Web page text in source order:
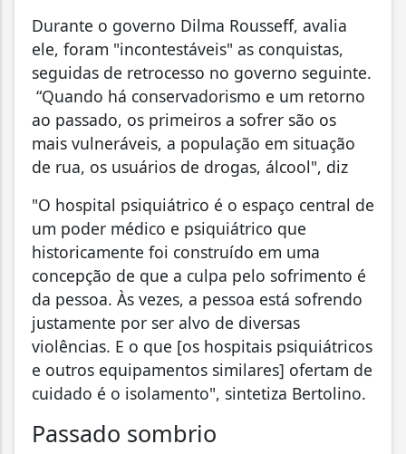
Durante o governo Dilma Rousseff, avalia
ele, foram "incontestáveis" as conquistas,
seguidas de retrocesso no governo seguinte.
“Quando há conservadorismo e um retorno
ao passado, os primeiros a sofrer são os
mais vulneráveis, a população em situação
de rua, os usuários de drogas, álcool", diz
"O hospital psiquiátrico é o espaço central de
um poder médico e psiquiátrico que
historicamente foi construído em uma
concepção de que a culpa pelo sofrimento é
da pessoa. Às vezes, a pessoa está sofrendo
justamente por ser alvo de diversas
violências. E o que [os hospitais psiquiátricos
e outros equipamentos similares] ofertam de
cuidado é o isolamento", sintetiza Bertolino.
Passado sombrio